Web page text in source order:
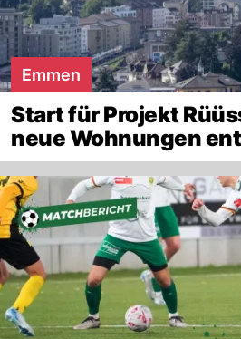
Emmen
Start für Projekt
neue Wohnungen